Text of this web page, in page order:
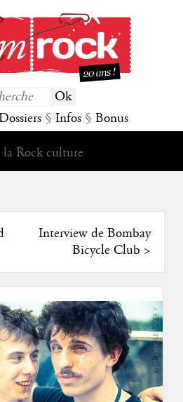
§ Infos § Bonus
Rock culture
Interview de Bombay
Bicycle Club >